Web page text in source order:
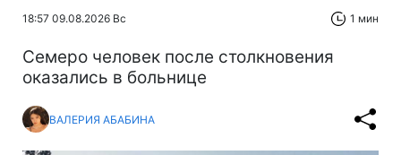
18:57 09.08.2026 Вс 1 мин
Cемеро человек после столкновения
оказались в больнице
ВАЛЕРИЯ АБАБИНА